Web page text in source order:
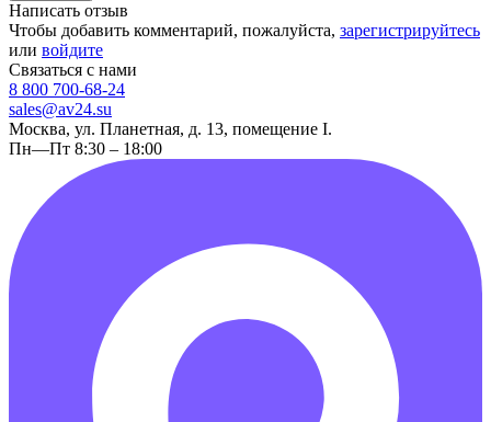
Написать отзыв
Чтобы добавить комментарий, пожалуйста, зарегистрируйтесь
или войдите
Связаться с нами
8 800 700-68-24
sales@av24.su
Москва, ул. Планетная, д. 13, помещение I.
Пн—Пт 8:30 – 18:00